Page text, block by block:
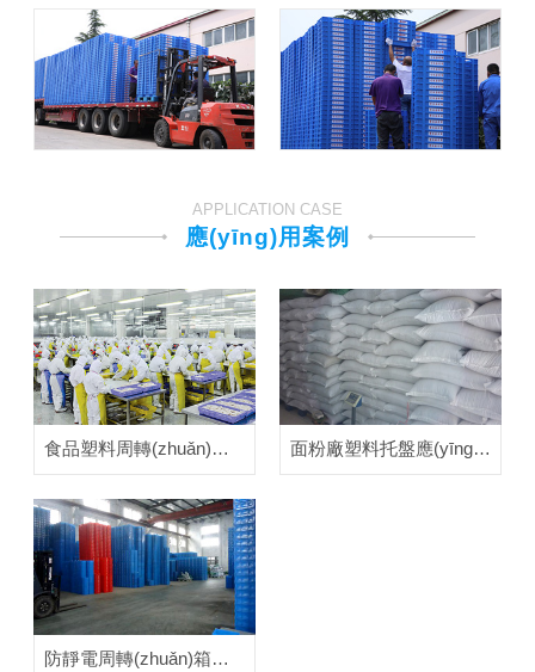
APPLICATION CASE
應(yīng)用案例
食品塑料周轉(zhuǎn)箱應(yīng)用案例 面粉廠塑料托盤應(yīng)用案例
防靜電周轉(zhuǎn)箱應(yīng)用案例